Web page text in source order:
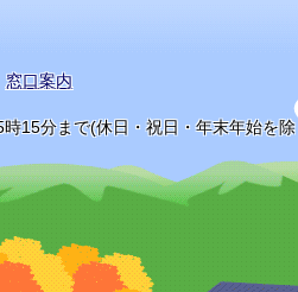
窓口案内
15分まで(休日・祝日・年末年始を除